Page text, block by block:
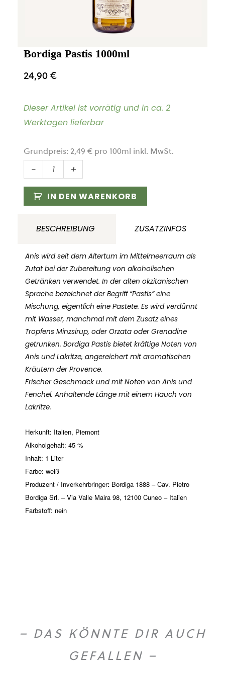
Bordiga Pastis 1000ml
24,90€
Dieser Artikel ist vorrätig und in ca. 2
Werktagen lieferbar
Grundpreis: 2,49 € pro 100ml inkl. MwSt.
-
Bordiga
Pastis
1000ml
+
IN DEN WARENKORB
BESCHREIBUNG ZUSATZINFOS
Anis wird seit dem Altertum im Mittelmeerraum als
Zutat bei der Zubereitung von alkoholischen
Getränken verwendet. In der alten okzitanischen
Sprache bezeichnet der Begriff “Pastis” eine
Mischung, eigentlich eine Pastete. Es wird verdünnt
mit Wasser, manchmal mit dem Zusatz eines
Tropfens Minzsirup, oder Orzata oder Grenadine
getrunken. Bordiga Pastis bietet kräftige Noten von
Anis und Lakritze, angereichert mit aromatischen
Kräutern der Provence.
Frischer Geschmack und mit Noten von Anis und
Fenchel. Anhaltende Länge mit einem Hauch von
Lakritze.
Herkunft: Italien, Piemont
Alkoholgehalt: 45 %
Inhalt: 1 Liter
Farbe: weiß
Produzent / Inverkehrbringer: Bordiga 1888 – Cav. Pietro
Bordiga Srl. – Via Valle Maira 98, 12100 Cuneo – Italien
Farbstoff: nein
– DAS KÖNNTE DIR AUCH
GEFALLEN –